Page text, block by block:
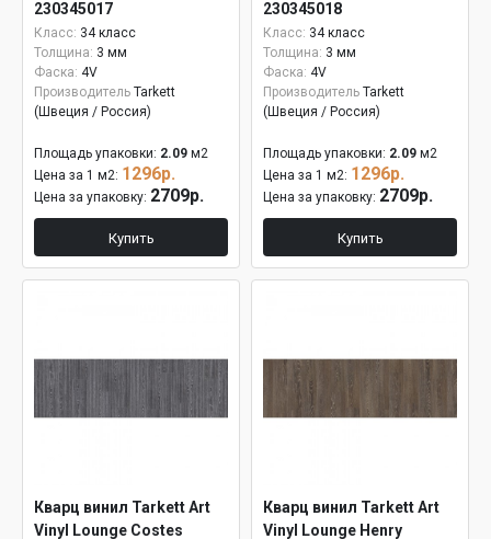
230345017
Класс: 34 класс
Толщина: 3 мм
Фаска: 4V
Производитель Tarkett
(Швеция / Россия)
Площадь упаковки: 2.09 м2
Цена за 1 м2: 1296р.
Цена за упаковку: 2709р.
Купить
230345018
Класс: 34 класс
Толщина: 3 мм
Фаска: 4V
Производитель Tarkett
(Швеция / Россия)
Площадь упаковки: 2.09 м2
Цена за 1 м2: 1296р.
Цена за упаковку: 2709р.
Купить
Кварц винил Tarkett Art
Vinyl Lounge Costes
Кварц винил Tarkett Art
Vinyl Lounge Henry